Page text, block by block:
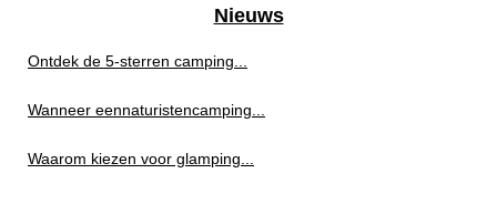
Nieuws
Ontdek de 5-sterren camping...
Wanneer eennaturistencamping...
Waarom kiezen voor glamping...